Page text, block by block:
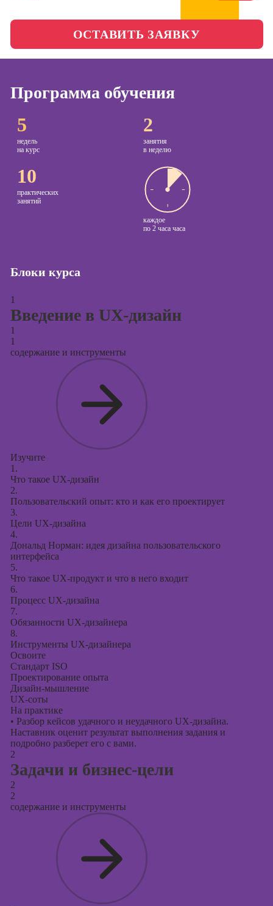
Школа бизнеса и
Школа медиа
Онлайн-обучение
маркетингу в
социальных
менеджер)
таргетированной
продюсирования
ОСТАВИТЬ ЗАЯВКУ
Программа обучения
5
недель
на курс
2
занятия
в неделю
10
практических
занятий
каждое
по 2 часа часа
Блоки курса
1
Введение в UX-дизайн
1
1
содержание и инструменты
Изучите
1.
Что такое UX-дизайн
2.
Пользовательский опыт: кто и как его проектирует
3.
Цели UX-дизайна
4.
Дональд Норман: идея дизайна пользовательского
интерфейса
5.
Что такое UX-продукт и что в него входит
6.
Процесс UX-дизайна
7.
Обязанности UX-дизайнера
8.
Инструменты UX-дизайнера
Освоите
Cтандарт ISO
Проектирование опыта
Дизайн-мышление
UX-соты
На практике
• Разбор кейсов удачного и неудачного UX-дизайна.
Наставник оценит результат выполнения задания и
подробно разберет его с вами.
2
Задачи и бизнес-цели
2
2
содержание и инструменты